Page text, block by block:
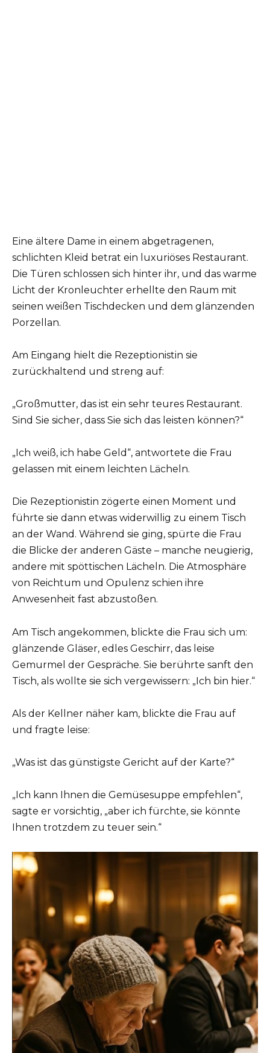
Eine ältere Dame in einem abgetragenen,
schlichten Kleid betrat ein luxuriöses Restaurant.
Die Türen schlossen sich hinter ihr, und das warme
Licht der Kronleuchter erhellte den Raum mit
seinen weißen Tischdecken und dem glänzenden
Porzellan.
Am Eingang hielt die Rezeptionistin sie
zurückhaltend und streng auf:
„Großmutter, das ist ein sehr teures Restaurant.
Sind Sie sicher, dass Sie sich das leisten können?“
„Ich weiß, ich habe Geld“, antwortete die Frau
gelassen mit einem leichten Lächeln.
Die Rezeptionistin zögerte einen Moment und
führte sie dann etwas widerwillig zu einem Tisch
an der Wand. Während sie ging, spürte die Frau
die Blicke der anderen Gäste – manche neugierig,
andere mit spöttischen Lächeln. Die Atmosphäre
von Reichtum und Opulenz schien ihre
Anwesenheit fast abzustoßen.
Am Tisch angekommen, blickte die Frau sich um:
glänzende Gläser, edles Geschirr, das leise
Gemurmel der Gespräche. Sie berührte sanft den
Tisch, als wollte sie sich vergewissern: „Ich bin hier.“
Als der Kellner näher kam, blickte die Frau auf
und fragte leise:
„Was ist das günstigste Gericht auf der Karte?“
„Ich kann Ihnen die Gemüsesuppe empfehlen“,
sagte er vorsichtig, „aber ich fürchte, sie könnte
Ihnen trotzdem zu teuer sein.“